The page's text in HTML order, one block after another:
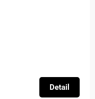
Detail